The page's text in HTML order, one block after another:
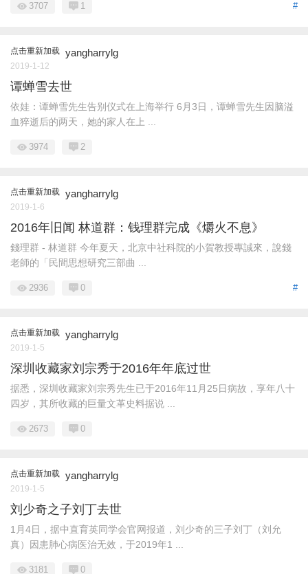
#
3707 1
点击重新加载 yangharrylg
2019-1-12
谭蝉雪去世
依娃：谭蝉雪先生告别仪式在上海举行 6月3日，谭蝉雪先生因脑溢
血猝逝后的两天，她的家人在上 ...
3974 2
点击重新加载 yangharrylg
2019-1-6
2016年旧闻 林道群：钱理群完成《爝火不息》
錢理群 - 林道群 今年夏天，北京中社科院的小賀教授專誠來，說錢
老師的「民間思想研究三部曲 ...
#
2936 0
点击重新加载 yangharrylg
2019-1-5
深圳收藏家刘宗秀于2016年年底过世
据悉，深圳收藏家刘宗秀先生已于2016年11月25日病故，享年八十
四岁，其所收藏的巨量文革史料据说 ...
2673 0
点击重新加载 yangharrylg
2019-1-5
刘少奇之子刘丁去世
1月4日，据中直育英同学会官网报道，刘少奇的三子刘丁（刘允
真）因患肺心病医治无效，于2019年1 ...
3181 0